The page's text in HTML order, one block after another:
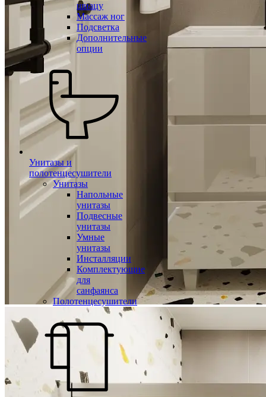
шиацу
Массаж ног
Подсветка
Дополнительные
опции
Унитазы и
полотенцесушители
Унитазы
Напольные
унитазы
Подвесные
унитазы
Умные
унитазы
Инсталляции
Комплектующие
для
санфаянса
Полотенцесушители